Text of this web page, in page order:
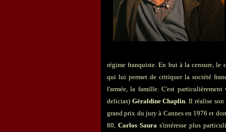
régime franquiste. En but à la censure, le
qui lui permet de critiquer la société
l'armée, la famille. C'est
delicias) GéraldineChaplin. Il réalise son
grand prix du jury à Cannes en 1976 et
80,Carlos Saura s'intéresse plus